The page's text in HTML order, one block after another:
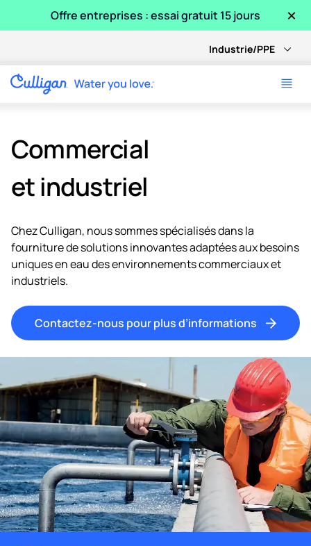
Offre entreprises : essai gratuit 15 jours ×
Industrie/PPE
Commercial
et industriel
Chez Culligan, nous sommes spécialisés dans la
fourniture de solutions innovantes adaptées aux besoins
uniques en eau des environnements commerciaux et
industriels.
Contactez-nous pour plus d’informations